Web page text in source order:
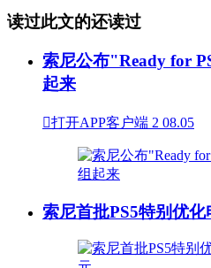
读过此文的还读过
索尼公布"Ready for
起来
打开APP客户端 2 08.05
索尼首批PS5特别优